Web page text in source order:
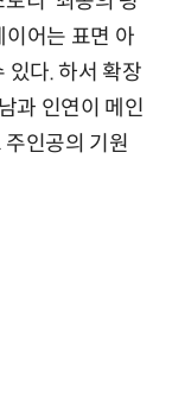
어는 표면 아
있다. 하서 확장
과 인연이 메인
인공의 기원